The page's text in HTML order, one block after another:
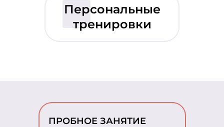
Персональные
тренировки
ПРОБНОЕ ЗАНЯТИЕ